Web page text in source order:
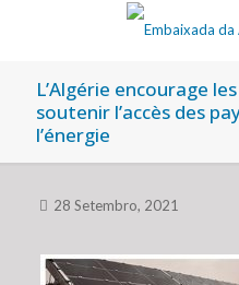
L’Algérie encourage
soutenir l’accès des
l’énergie
28 Setembro, 2021